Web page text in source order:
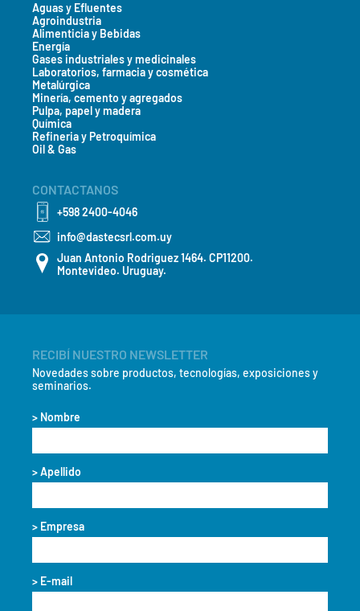
Aguas y Efluentes
Agroindustria
Alimenticia y Bebidas
Energía
Gases industriales y medicinales
Laboratorios, farmacia y cosmética
Metalúrgica
Minería, cemento y agregados
Pulpa, papel y madera
Química
Refineria y Petroquímica
Oil & Gas
CONTACTANOS
+598 2400-4046
info@dastecsrl.com.uy
Juan Antonio Rodriguez 1464. CP11200.
Montevideo. Uruguay.
RECIBÍ NUESTRO NEWSLETTER
Novedades sobre productos, tecnologías, exposiciones y
seminarios.
> Nombre
> Apellido
> Empresa
> E-mail